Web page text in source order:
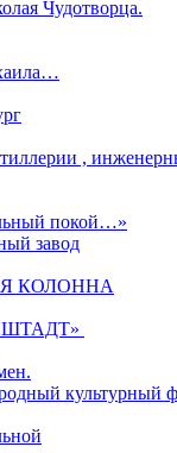
Чудотворца.
,
покой…»
завод
КОЛОННА
культурный